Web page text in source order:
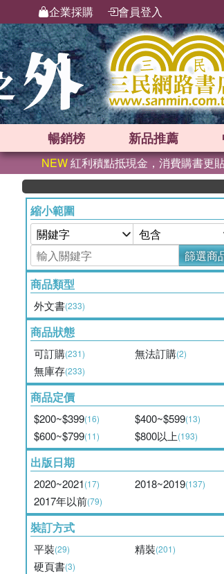
企業採購 會員登入
暢銷榜 新品推薦
NEW紅利積點抵現金，消費購書更
縮小範圍
篩選商
商品類型
外文書(233)
商品狀態
可訂購(231) 無法訂購(2)
無庫存(233)
商品定價
$200~$399(16) $400~$599(13)
$600~$799(11) $800以上(193)
出版日期
2020~2021(17) 2018~2019(137)
2017年以前(79)
裝訂方式
平裝(29) 精裝(201)
硬頁書(3)